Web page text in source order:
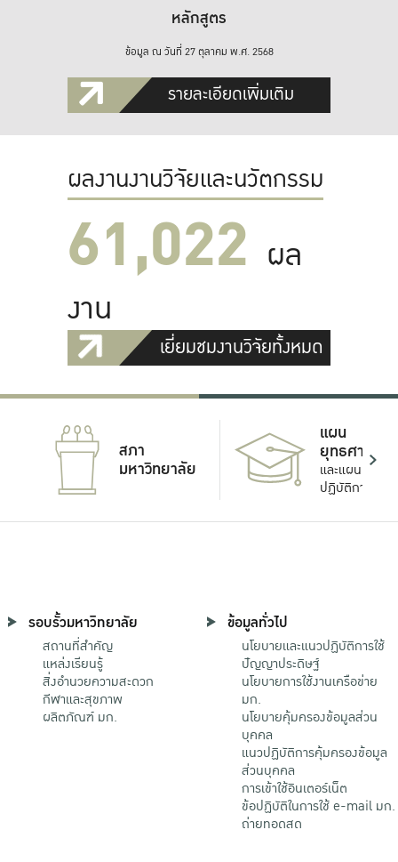
หลักสูตร
ข้อมูล ณ วันที่ 27 ตุลาคม พ.ศ. 2568
รายละเอียดเพิ่มเติม
ผลงานงานวิจัยและนวัตกรรม
61,022 ผล
งาน
เยี่ยมชมงานวิจัยทั้งหมด
สภา
มหาวิทยาลัย
แผน
ยุทธศาสตร์
และแผน
ปฏิบัติการ
รอบรั้วมหาวิทยาลัย
สถานที่สำคัญ
แหล่งเรียนรู้
สิ่งอำนวยความสะดวก
กีฬาและสุขภาพ
ผลิตภัณฑ์ มก.
ข้อมูลทั่วไป
นโยบายและแนวปฏิบัติการใช้
ปัญญาประดิษฐ์
นโยบายการใช้งานเครือข่าย
มก.
นโยบายคุ้มครองข้อมูลส่วน
บุคคล
แนวปฏิบัติการคุ้มครองข้อมูล
ส่วนบุคคล
การเข้าใช้อินเตอร์เน็ต
ข้อปฏิบัติในการใช้ e-mail มก.
ถ่ายทอดสด